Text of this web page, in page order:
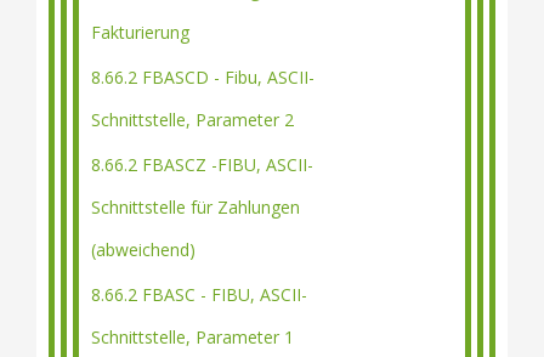
Fakturierung
8.66.2 FBASCD - Fibu, ASCII-
Schnittstelle, Parameter 2
8.66.2 FBASCZ -FIBU, ASCII-
Schnittstelle für Zahlungen
(abweichend)
8.66.2 FBASC - FIBU, ASCII-
Schnittstelle, Parameter 1